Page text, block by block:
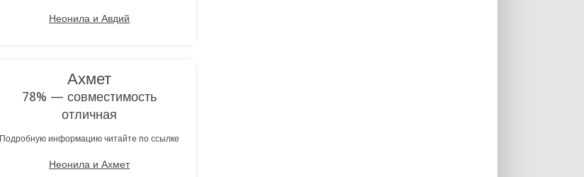
Неонила и Авдий
Ахмет
78% — совместимость
отличная
Подробную информацию читайте по ссылке
Неонила и Ахмет